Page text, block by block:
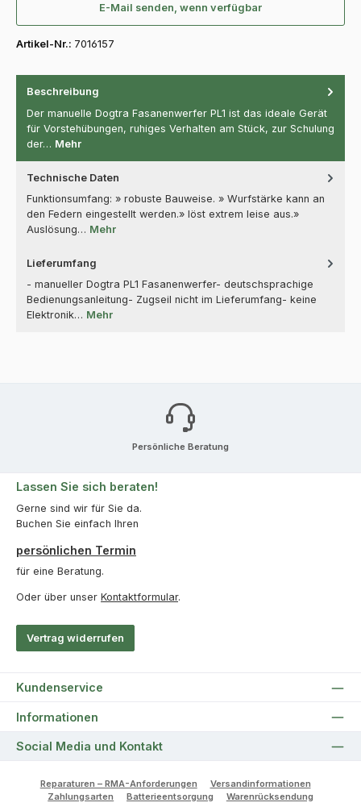
E-Mail senden, wenn verfügbar
Artikel-Nr.: 7016157
Beschreibung
Der manuelle Dogtra Fasanenwerfer PL1 ist das ideale Gerät
für Vorstehübungen, ruhiges Verhalten am Stück, zur Schulung
der… Mehr
Technische Daten
Funktionsumfang: » robuste Bauweise. » Wurfstärke kann an
den Federn eingestellt werden.» löst extrem leise aus.»
Auslösung… Mehr
Lieferumfang
- manueller Dogtra PL1 Fasanenwerfer- deutschsprachige
Bedienungsanleitung- Zugseil nicht im Lieferumfang- keine
Elektronik… Mehr
Persönliche Beratung
Lassen Sie sich beraten!
Gerne sind wir für Sie da.
Buchen Sie einfach Ihren
persönlichen Termin
für eine Beratung.
Oder über unser Kontaktformular.
Vertrag widerrufen
Kundenservice
Informationen
Social Media und Kontakt
Reparaturen – RMA-Anforderungen
Versandinformationen
Zahlungsarten
Batterieentsorgung Warenrücksendung